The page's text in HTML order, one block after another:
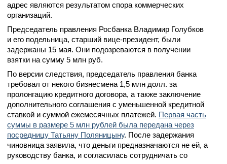
адрес являются результатом спора коммерческих
организаций.
Председатель правления Росбанка Владимир Голубков
и его подельница, старший вице-президент, были
задержаны 15 мая. Они подозреваются в получении
взятки на сумму 5 млн руб.
По версии следствия, председатель правления банка
требовал от некого бизнесмена 1,5 млн долл. за
пролонгацию кредитного договора, а также заключение
дополнительного соглашения с уменьшенной кредитной
ставкой и суммой ежемесячных платежей. Первая часть
суммы в размере 5 млн рублей была передана через
посредницу Татьяну Поляницыну. После задержания
чиновница заявила, что деньги предназначаются не ей, а
руководству банка, и согласилась сотрудничать со